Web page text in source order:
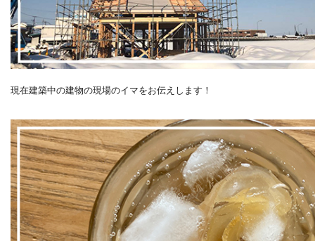
現在建築中の建物の現場のイマをお伝えします！